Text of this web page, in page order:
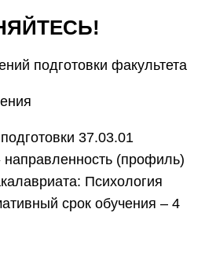
подготовки факультета
37.03.01
направленность (профиль)
Психология
срок обучения – 4